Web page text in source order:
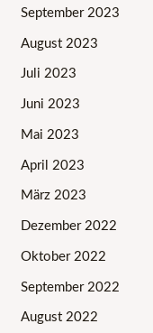
September 2023
August 2023
Juli 2023
Juni 2023
Mai 2023
April 2023
März 2023
Dezember 2022
Oktober 2022
September 2022
August 2022